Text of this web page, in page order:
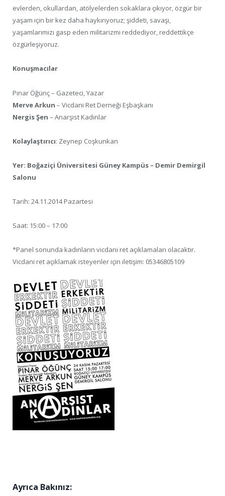
evlerden, okullardan, atölyelerden sokaklara çıkıyor, özgür bir
yaşam için bir kez daha haykırıyoruz; şiddeti, savaşı,
yaşamlarımızı gasp eden militarizmi reddediyor, reddettikçe
özgürleşiyoruz.
Konuşmacılar
Pınar Öğünç – Gazeteci, Yazar
Merve Arkun – Vicdani Ret Derneği Eşbaşkanı
Nergis Şen – Anarşist Kadınlar
Kolaylaştırıcı: Zeynep Coşkunkan
Yer: Boğaziçi Üniversitesi Güney Kampüs – Demir Demirgil
Salonu
Tarih: 24.11.2014 Pazartesi
Saat: 15:00 – 17:00
*Panel sonunda kadınların vicdani ret açıklamaları olacaktır.
Vicdani ret açıklamak isteyenler için iletişim: 05346805109
Ayrıca Bakınız: